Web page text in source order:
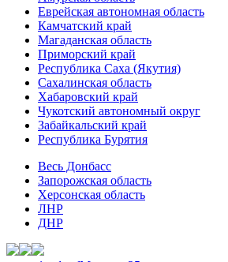
Еврейская автономная область
Камчатский край
Магаданская область
Приморский край
Республика Саха (Якутия)
Сахалинская область
Хабаровский край
Чукотский автономный округ
Забайкальский край
Республика Бурятия
Весь Донбасс
Запорожская область
Херсонская область
ЛНР
ДНР